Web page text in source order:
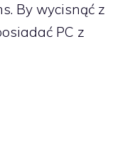
By wycisnąć z
PC z